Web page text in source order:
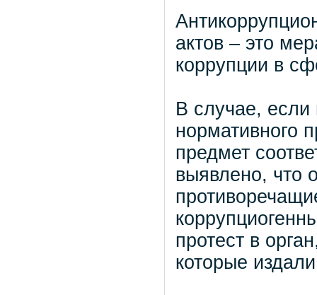
актов – это
коррупции в
В случае, если
нормативного
предмет
выявлено, что
протест в
которые